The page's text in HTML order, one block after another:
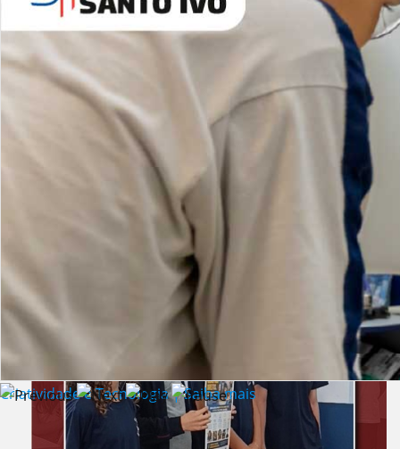
Criatividade e Tecnologia | Saiba mais